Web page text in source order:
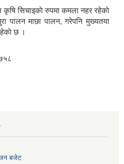
सिचाइकाे रुपमा कमला नहर रहेकाे
पालन माछा पालन, गरेपनि मुख्यतया
छ ।
बजेट